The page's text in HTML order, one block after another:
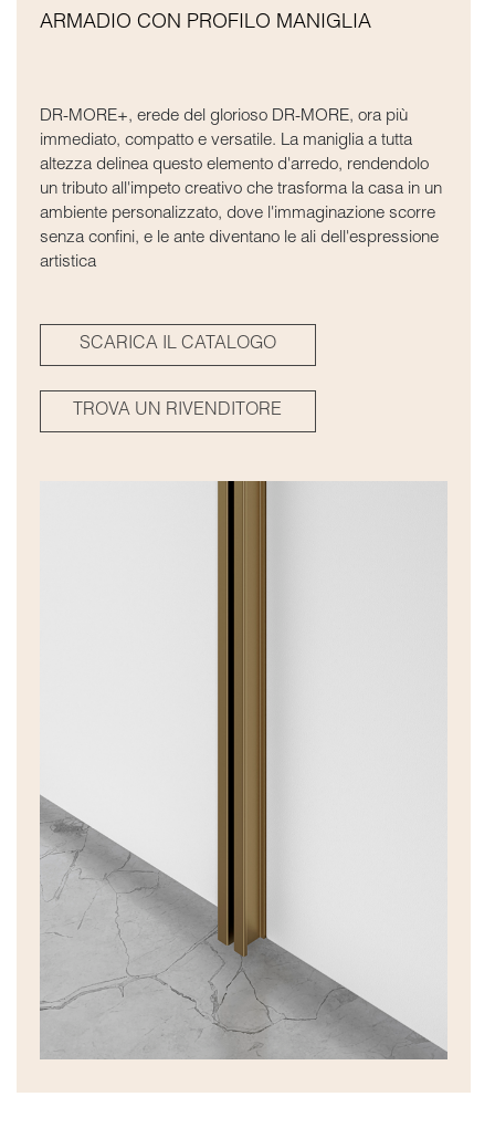
ARMADIO CON PROFILO MANIGLIA
DR-MORE+, erede del glorioso DR-MORE, ora più
immediato, compatto e versatile. La maniglia a tutta
altezza delinea questo elemento d'arredo, rendendolo
un tributo all'impeto creativo che trasforma la casa in un
ambiente personalizzato, dove l'immaginazione scorre
senza confini, e le ante diventano le ali dell'espressione
artistica
SCARICA IL CATALOGO
TROVA UN RIVENDITORE